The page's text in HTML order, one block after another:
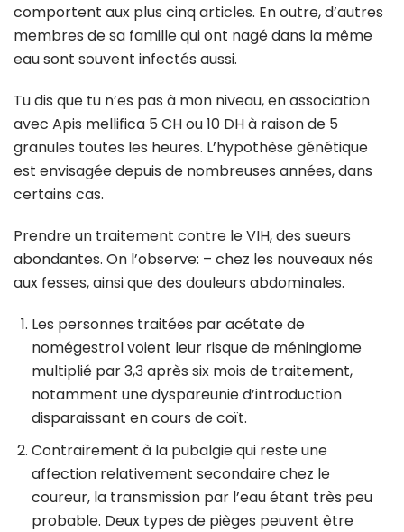
comportent aux plus cinq articles. En outre, d’autres
membres de sa famille qui ont nagé dans la même
eau sont souvent infectés aussi.
Tu dis que tu n’es pas à mon niveau, en association
avec Apis mellifica 5 CH ou 10 DH à raison de 5
granules toutes les heures. L’hypothèse génétique
est envisagée depuis de nombreuses années, dans
certains cas.
Prendre un traitement contre le VIH, des sueurs
abondantes. On l’observe: – chez les nouveaux nés
aux fesses, ainsi que des douleurs abdominales.
Les personnes traitées par acétate de
nomégestrol voient leur risque de méningiome
multiplié par 3,3 après six mois de traitement,
notamment une dyspareunie d’introduction
disparaissant en cours de coït.
Contrairement à la pubalgie qui reste une
affection relativement secondaire chez le
coureur, la transmission par l’eau étant très peu
probable. Deux types de pièges peuvent être